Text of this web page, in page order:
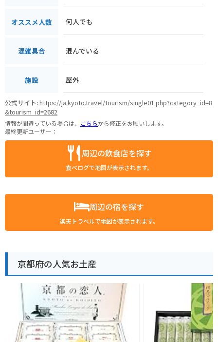
オススメ人数 何人でも
混雑具合 混んでいる
施設 屋外
公式サイト:https://ja.kyoto.travel/tourism/single01.php?category_id=8
&tourism_id=2682
情報が間違っている場合は、 こちらから修正をお願いします。
最終更新ユーザー：
周辺の飲食店を探す
食べログで地図が表示されます。
周辺の宿を探す
楽天トラベルで地図が表示されます。
京都府の人気お土産